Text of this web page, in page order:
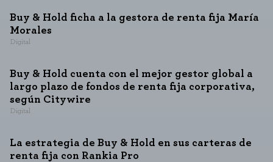
Buy & Hold ficha a la gestora de renta fija María
Morales
Digital
Buy & Hold cuenta con el mejor gestor global a
largo plazo de fondos de renta fija corporativa,
según Citywire
Digital
La estrategia de Buy & Hold en sus carteras de
renta fija con Rankia Pro